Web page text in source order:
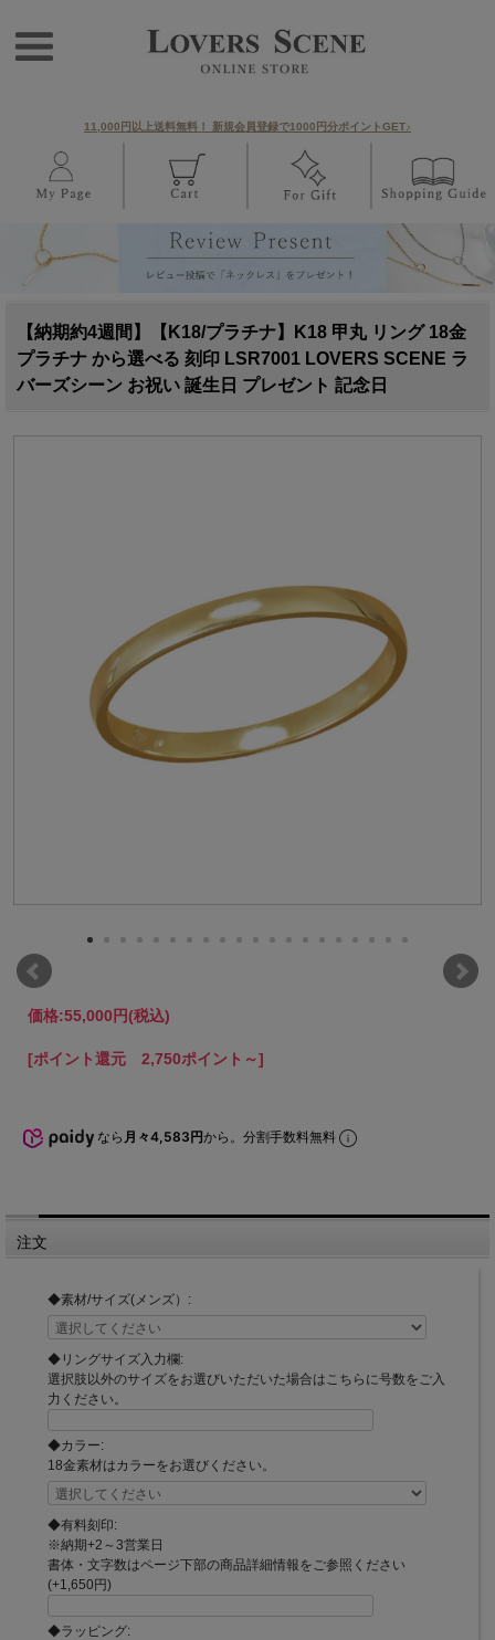
11,000円以上送料無料！ 新規会員登録で1000円分ポイントGET♪
【納期約4週間】【K18/プラチナ】K18 甲丸 リング 18金
プラチナ から選べる 刻印 LSR7001 LOVERS SCENE ラ
バーズシーン お祝い 誕生日 プレゼント 記念日
価格:55,000円(税込)
[ポイント還元 2,750ポイント～]
なら 月々4,583円から。分割手数料無料
注文
◆素材/サイズ(メンズ）:
◆リングサイズ入力欄:
選択肢以外のサイズをお選びいただいた場合はこちらに号数をご入
力ください。
◆カラー:
18金素材はカラーをお選びください。
◆有料刻印:
※納期+2～3営業日
書体・文字数はページ下部の商品詳細情報をご参照ください
(+1,650円)
◆ラッピング: